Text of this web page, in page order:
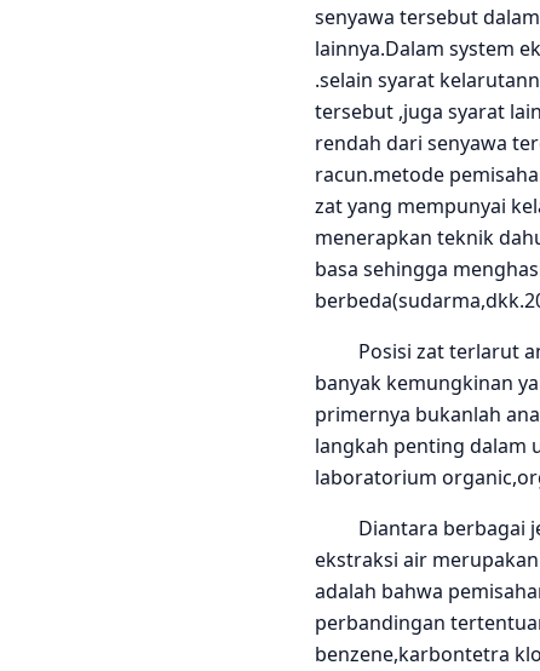
senyawa tersebut
lainnya.Dalam system
.selain syarat
tersebut ,juga syarat
rendah dari senyawa
racun.metode
zat yang mempunyai
menerapkan teknik
basa sehingga
Posisi zat terlarut
banyak kemungkinan
primernya bukanlah
langkah penting dalam
laboratorium
Diantara berbagai
ekstraksi air
adalah bahwa
perbandingan
benzene,karbontetra